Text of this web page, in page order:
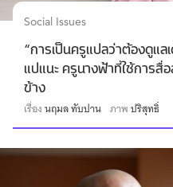
Social Issues
“การเป็นครูแปลว่าต้องดูแล
แปแนะ ครูนางฟ้าที่ใช้การสื่
ข้าง
เรื่องนฤมล ทับปาน ภาพปริสุทธิ์